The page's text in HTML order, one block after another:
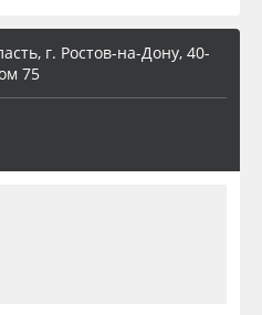
г. Ростов-на-Дону, 40-
75